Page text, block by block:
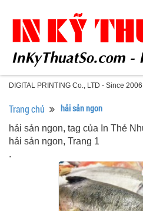
DIGITAL PRINTING Co., LTD - Since 2006
Trang chủ hải sản ngon
hải sản ngon, tag của In Thẻ
hải sản ngon, Trang 1
.